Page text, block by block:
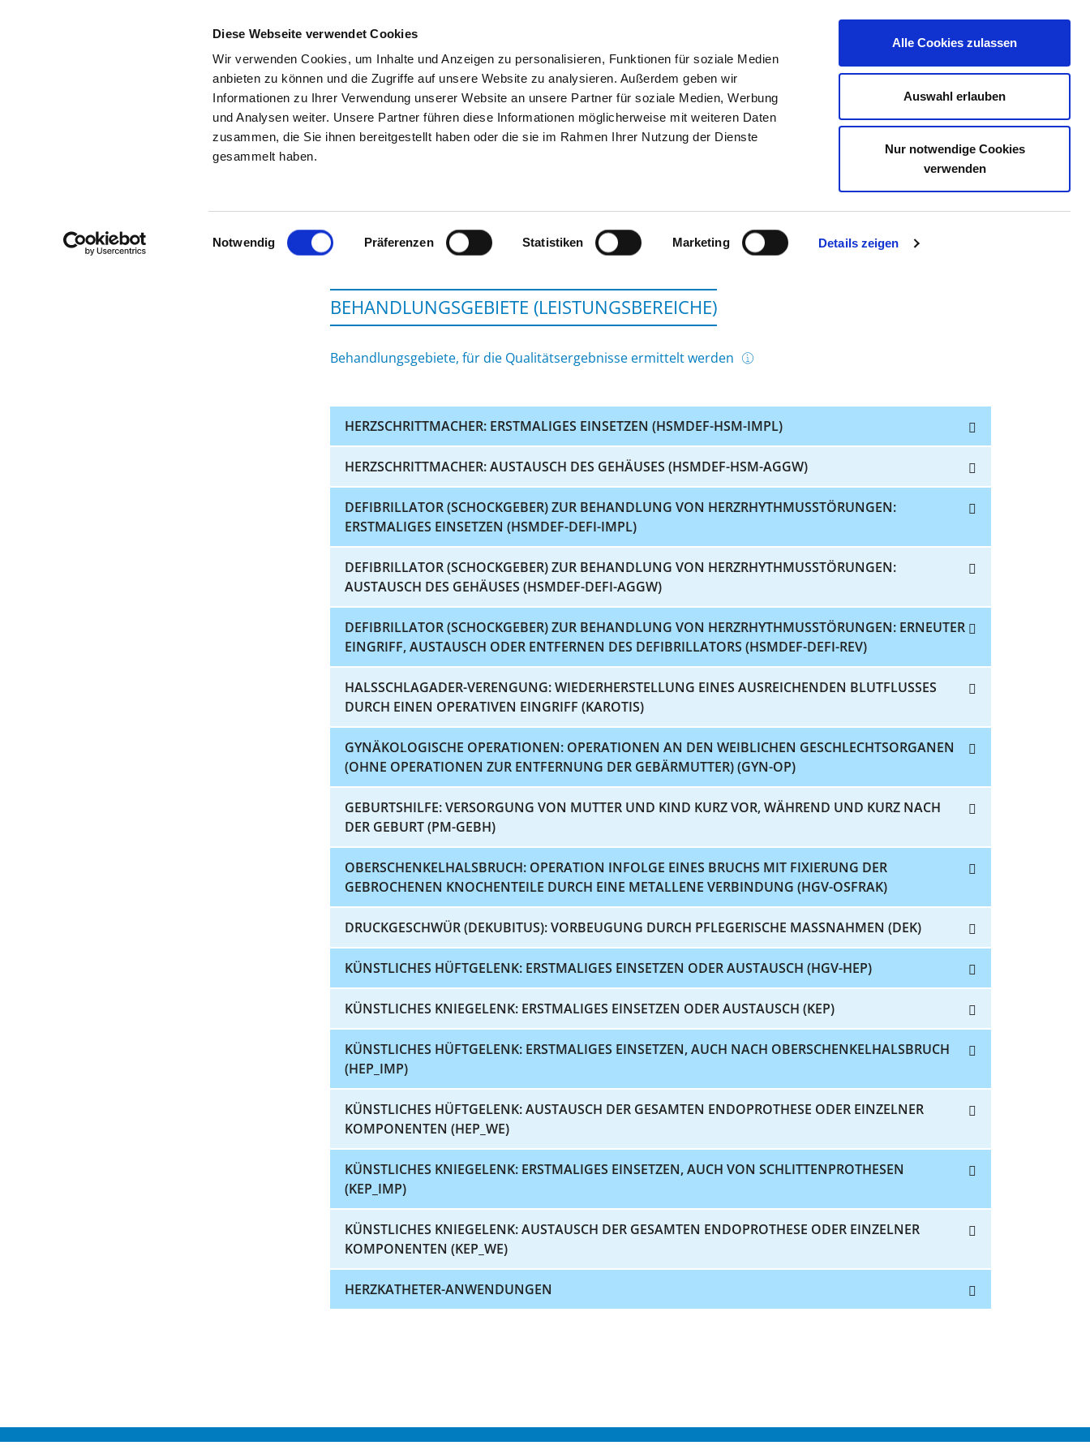
Diese Webseite verwendet Cookies
Wir verwenden Cookies, um Inhalte und Anzeigen zu personalisieren, Funktionen für soziale Medien
anbieten zu können und die Zugriffe auf unsere Website zu analysieren. Außerdem geben wir
Informationen zu Ihrer Verwendung unserer Website an unsere Partner für soziale Medien, Werbung
und Analysen weiter. Unsere Partner führen diese Informationen möglicherweise mit weiteren Daten
zusammen, die Sie ihnen bereitgestellt haben oder die sie im Rahmen Ihrer Nutzung der Dienste
gesammelt haben.
Einwilligungsauswahl
Notwendig Präferenzen Statistiken Marketing Details zeigen
Alle Cookies zulassen
Auswahl erlauben
Nur notwendige Cookies
verwenden
SUCHEN TIPPS & HILFE DAS DKV STELLENBÖRSE KONTAKT IHRE MEINUNG
Zur Krankenhaus-Startseite
KLINIKEN AM GOLDENEN STEIG GGMBH, STANDORT FREYUNG
BEHANDLUNGSGEBIETE (LEISTUNGSBEREICHE)
Behandlungsgebiete, für die Qualitätsergebnisse ermittelt werden
HERZSCHRITTMACHER: ERSTMALIGES EINSETZEN (HSMDEF-HSM-IMPL)
HERZSCHRITTMACHER: AUSTAUSCH DES GEHÄUSES (HSMDEF-HSM-AGGW)
DEFIBRILLATOR (SCHOCKGEBER) ZUR BEHANDLUNG VON HERZRHYTHMUSSTÖRUNGEN:
ERSTMALIGES EINSETZEN (HSMDEF-DEFI-IMPL)
DEFIBRILLATOR (SCHOCKGEBER) ZUR BEHANDLUNG VON HERZRHYTHMUSSTÖRUNGEN:
AUSTAUSCH DES GEHÄUSES (HSMDEF-DEFI-AGGW)
DEFIBRILLATOR (SCHOCKGEBER) ZUR BEHANDLUNG VON HERZRHYTHMUSSTÖRUNGEN: ERNEUTER
EINGRIFF, AUSTAUSCH ODER ENTFERNEN DES DEFIBRILLATORS (HSMDEF-DEFI-REV)
HALSSCHLAGADER-VERENGUNG: WIEDERHERSTELLUNG EINES AUSREICHENDEN BLUTFLUSSES
DURCH EINEN OPERATIVEN EINGRIFF (KAROTIS)
GYNÄKOLOGISCHE OPERATIONEN: OPERATIONEN AN DEN WEIBLICHEN GESCHLECHTSORGANEN
(OHNE OPERATIONEN ZUR ENTFERNUNG DER GEBÄRMUTTER) (GYN-OP)
GEBURTSHILFE: VERSORGUNG VON MUTTER UND KIND KURZ VOR, WÄHREND UND KURZ NACH
DER GEBURT (PM-GEBH)
OBERSCHENKELHALSBRUCH: OPERATION INFOLGE EINES BRUCHS MIT FIXIERUNG DER
GEBROCHENEN KNOCHENTEILE DURCH EINE METALLENE VERBINDUNG (HGV-OSFRAK)
DRUCKGESCHWÜR (DEKUBITUS): VORBEUGUNG DURCH PFLEGERISCHE MASSNAHMEN (DEK)
KÜNSTLICHES HÜFTGELENK: ERSTMALIGES EINSETZEN ODER AUSTAUSCH (HGV-HEP)
KÜNSTLICHES KNIEGELENK: ERSTMALIGES EINSETZEN ODER AUSTAUSCH (KEP)
KÜNSTLICHES HÜFTGELENK: ERSTMALIGES EINSETZEN, AUCH NACH OBERSCHENKELHALSBRUCH
(HEP_IMP)
KÜNSTLICHES HÜFTGELENK: AUSTAUSCH DER GESAMTEN ENDOPROTHESE ODER EINZELNER
KOMPONENTEN (HEP_WE)
KÜNSTLICHES KNIEGELENK: ERSTMALIGES EINSETZEN, AUCH VON SCHLITTENPROTHESEN
(KEP_IMP)
KÜNSTLICHES KNIEGELENK: AUSTAUSCH DER GESAMTEN ENDOPROTHESE ODER EINZELNER
KOMPONENTEN (KEP_WE)
HERZKATHETER-ANWENDUNGEN